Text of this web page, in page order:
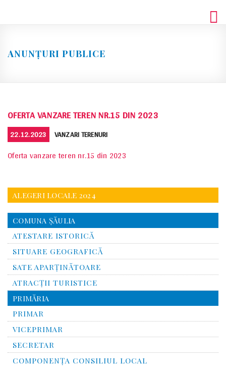
ANUNȚURI PUBLICE
OFERTA VANZARE TEREN NR.15 DIN 2023
POSTED
ON
22.12.2023 CATEGORIES
VANZARI TERENURI
Oferta vanzare teren nr.15 din 2023
ALEGERI LOCALE 2024
COMUNA ŞĂULIA
ATESTARE ISTORICĂ
SITUARE GEOGRAFICĂ
SATE APARȚINĂTOARE
ATRACȚII TURISTICE
PRIMĂRIA
PRIMAR
VICEPRIMAR
SECRETAR
COMPONENȚA CONSILIUL LOCAL